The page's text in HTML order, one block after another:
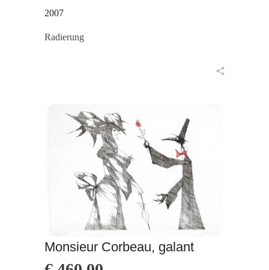
2007
Radierung
Monsieur Corbeau, galant